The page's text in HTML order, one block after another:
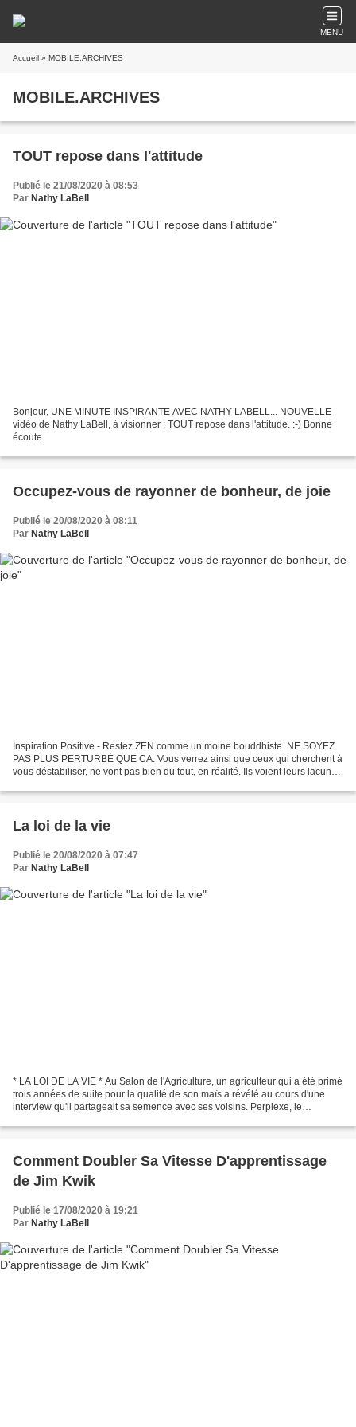
MENU
Accueil » MOBILE.ARCHIVES
MOBILE.ARCHIVES
TOUT repose dans l'attitude
Publié le 21/08/2020 à 08:53
Par Nathy LaBell
Bonjour, UNE MINUTE INSPIRANTE AVEC NATHY LABELL... NOUVELLE
vidéo de Nathy LaBell, à visionner : TOUT repose dans l'attitude. :-) Bonne
écoute.
Occupez-vous de rayonner de bonheur, de joie
Publié le 20/08/2020 à 08:11
Par Nathy LaBell
Inspiration Positive - Restez ZEN comme un moine bouddhiste. NE SOYEZ
PAS PLUS PERTURBÉ QUE CA. Vous verrez ainsi que ceux qui cherchent à
vous déstabiliser, ne vont pas bien du tout, en réalité. Ils voient leurs lacunes
La loi de la vie
Publié le 20/08/2020 à 07:47
Par Nathy LaBell
* LA LOI DE LA VIE * Au Salon de l'Agriculture, un agriculteur qui a été primé
trois années de suite pour la qualité de son maïs a révélé au cours d'une
interview qu'il partageait sa semence avec ses voisins. Perplexe, le
Comment Doubler Sa Vitesse D'apprentissage
de Jim Kwik
Publié le 17/08/2020 à 19:21
Par Nathy LaBell